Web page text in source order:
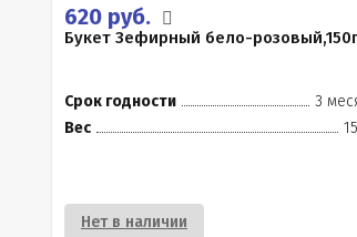
620 руб.
Букет Зефирный бело-розовый,150г
Срок годности
3
Вес
Нет в наличии